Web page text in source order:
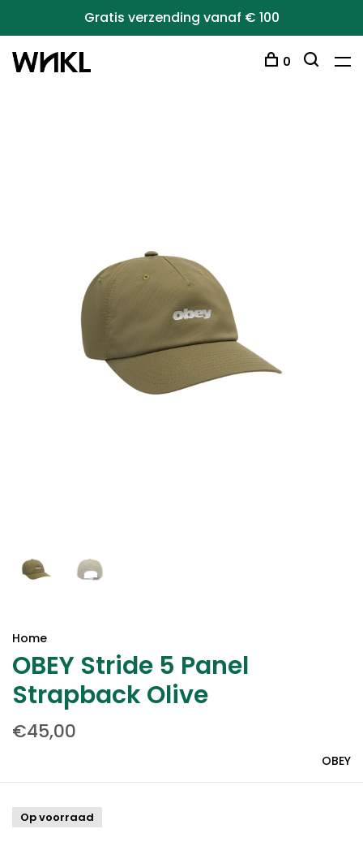
Gratis verzending vanaf € 100
0
Home
OBEY Stride 5 Panel
Strapback Olive
€45,00
OBEY
Op voorraad